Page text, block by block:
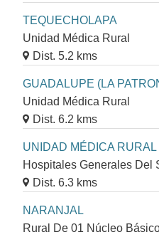
TEQUECHOLAPA
Unidad Médica Rural
Dist. 5.2 kms
GUADALUPE (LA
Unidad Médica Rural
Dist. 6.2 kms
UNIDAD MÉDICA
Hospitales Generales Del
Dist. 6.3 kms
NARANJAL
Rural De 01 Núcleo